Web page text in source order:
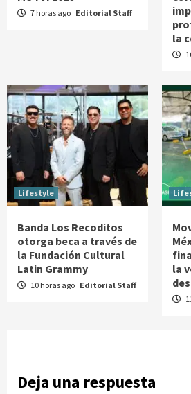
7 horas ago Editorial Staff
la
Lifestyle
Banda Los Recoditos
otorga beca a través de
la Fundación Cultural
Latin Grammy
10 horas ago Editorial Staff
la
Deja una respuesta